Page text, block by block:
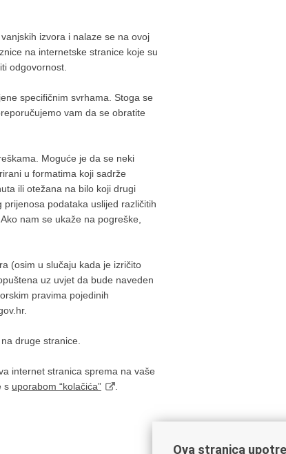
izvora i nalaze se na ovoj
na internetske stranice koje su
odgovornost.
specifičnim svrhama. Stoga se
vam da se obratite
Moguće je da se neki
u formatima koji sadrže
ili otežana na bilo koji drugi
podataka uslijed različitih
nam se ukaže na pogreške,
(osim u slučaju kada je izričito
uz uvjet da bude naveden
pravima pojedinih
druge stranice.
internet stranica sprema na vaše
s uporabom “kolačića”
Ova stranica